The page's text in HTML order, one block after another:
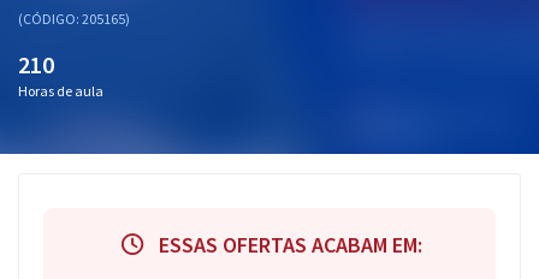
Conteúdo gratuito
Atendimento
(CÓDIGO: 205165)
210
Horas de aula
ESSAS OFERTAS ACABAM EM: